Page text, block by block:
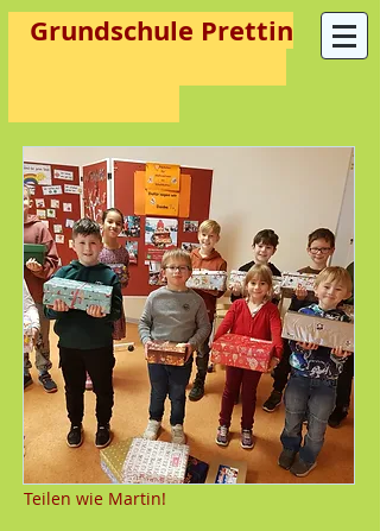
Grundschule Prettin
Teilen wie Martin!